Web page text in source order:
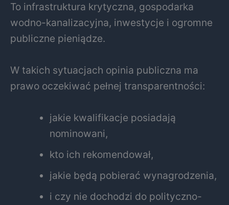
To infrastruktura krytyczna, gospodarka
wodno-kanalizacyjna, inwestycje i ogromne
publiczne pieniądze.
W takich sytuacjach opinia publiczna ma
prawo oczekiwać pełnej transparentności:
jakie kwalifikacje posiadają
nominowani,
kto ich rekomendował,
jakie będą pobierać wynagrodzenia,
i czy nie dochodzi do polityczno-